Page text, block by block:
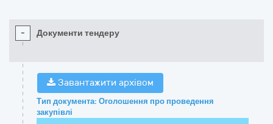
- Документи тендеру
Завантажити архівом
Тип документа: Оголошення про проведення
закупівлі